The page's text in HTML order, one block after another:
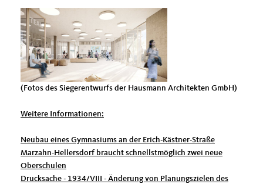
(Fotos des Siegerentwurfs der Hausmann Architekten GmbH)
Weitere Informationen:
Neubau eines Gymnasiums an der Erich-Kästner-Straße
Marzahn-Hellersdorf braucht schnellstmöglich zwei neue
Oberschulen
Drucksache - 1934/VIII - Änderung von Planungszielen des